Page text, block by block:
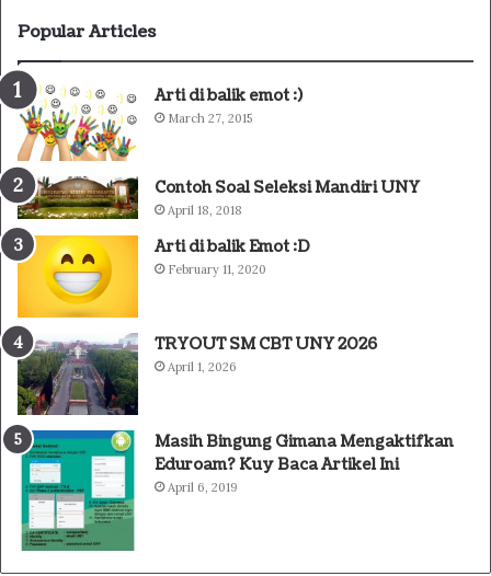
Popular Articles
Arti di balik emot :)
March 27, 2015
Contoh Soal Seleksi Mandiri UNY
April 18, 2018
Arti di balik Emot :D
February 11, 2020
TRYOUT SM CBT UNY 2026
April 1, 2026
Masih Bingung Gimana Mengaktifkan
Eduroam? Kuy Baca Artikel Ini
April 6, 2019